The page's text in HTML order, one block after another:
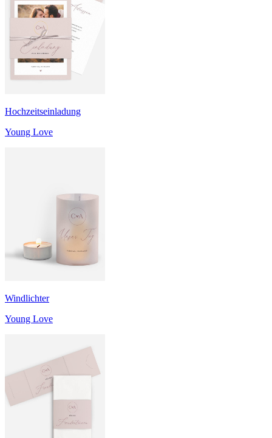
Hochzeitseinladung
Young Love
Windlichter
Young Love